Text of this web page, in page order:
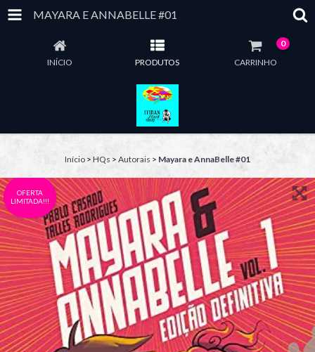
MAYARA E ANNABELLE #01
INÍCIO PRODUTOS CARRINHO
0
Início > HQs > Autorais > Mayara e AnnaBelle #01
OFERTA
LIMITADA!!!